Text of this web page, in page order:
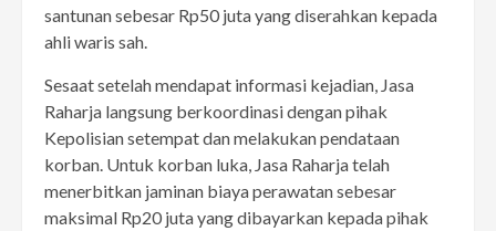
santunan sebesar Rp50 juta yang diserahkan kepada
ahli waris sah.
Sesaat setelah mendapat informasi kejadian, Jasa
Raharja langsung berkoordinasi dengan pihak
Kepolisian setempat dan melakukan pendataan
korban. Untuk korban luka, Jasa Raharja telah
menerbitkan jaminan biaya perawatan sebesar
maksimal Rp20 juta yang dibayarkan kepada pihak